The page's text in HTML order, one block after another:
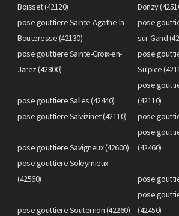
Boisset (42120)
Donzy
pose gouttiere Sainte-Agathe-la-
Bouteresse (42130)
pose
sur-Gand
pose gouttiere Sainte-Croix-en-
Jarez (42800)
pose
Sulpice
pose gouttiere Salles (42440)
pose
(42110)
pose gouttiere Salvizinet (42110)
pose
pose gouttiere Savigneux (42600)
pose
(42460)
pose gouttiere Soleymieux
(42560)
pose
pose gouttiere Souternon (42260)
pose
(42450)